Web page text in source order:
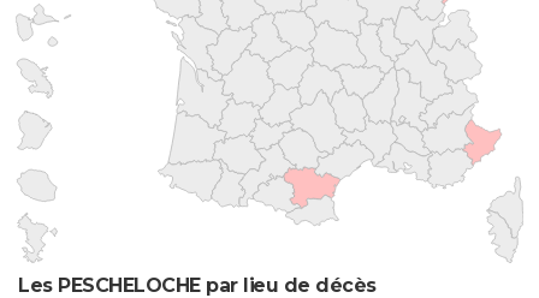
Les PESCHELOCHE par lieu de décès